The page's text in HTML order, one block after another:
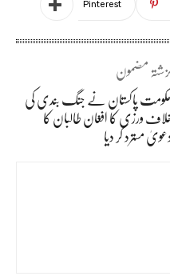
Pinterest
مضمون
پاکستان نے جنگ بندی کی
ورزی کا افغان طالبان کا
مسترد کر دیا